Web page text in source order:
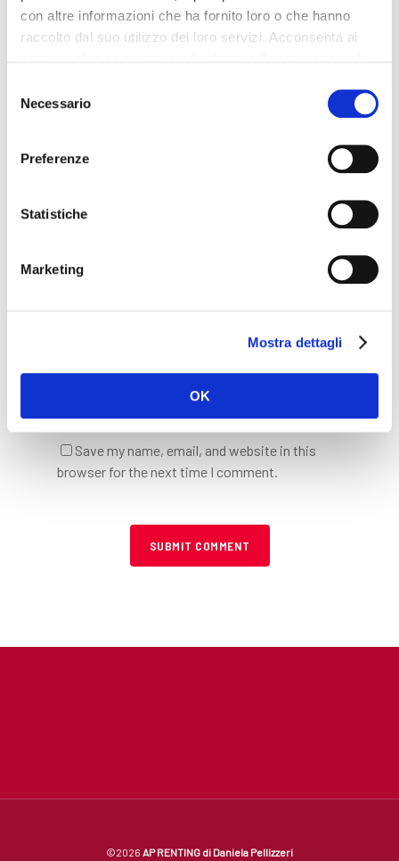
con altre informazioni che ha fornito loro o che hanno
raccolto dal suo utilizzo dei loro servizi. Acconsenta ai
delNecessario
Preferenze
Statistiche
Marketing
Mostra dettagli
OK
Save my name, email, and website in this
browser for the next time I comment.
©2026 AP RENTING di Daniela Pellizzeri